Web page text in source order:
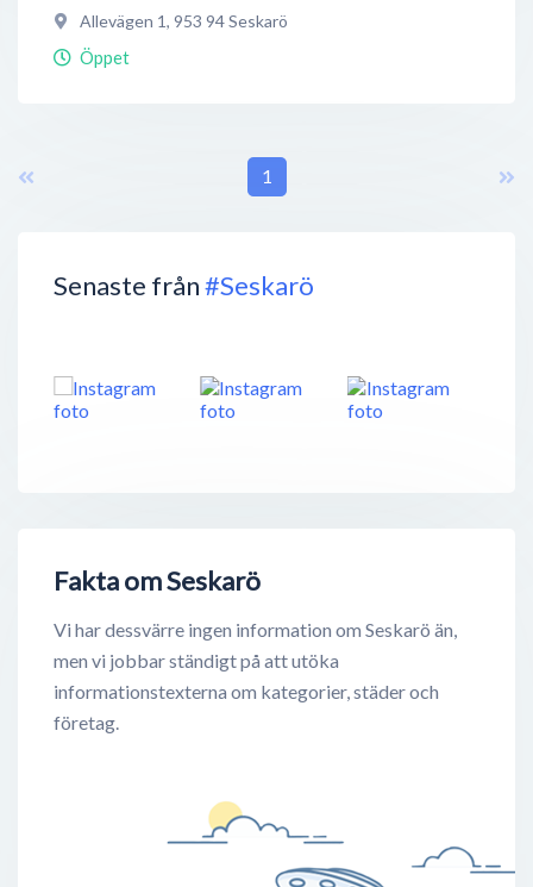
Senaste från#Seskarö
Fakta om Seskarö
Vi har dessvärre ingen information om Seskarö än,
men vi jobbar ständigt på att utöka
informationstexterna om kategorier, städer och
företag.
Allevägen 1, 953 94Seskarö
Öppet
1